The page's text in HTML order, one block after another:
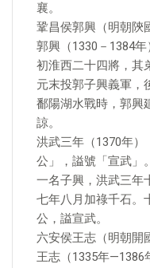
襄。
鞏昌侯郭興（明朝陝
郭興（1330－1384
初淮西二十四將，其
元末投郭子興義軍，
鄱陽湖水戰時，郭興
諒。
洪武三年（1370年
公」，謚號「宣武」。
一名子興，洪武三年
七年八月加祿千石。
公，謚宣武。
六安侯王志（明朝開
王志（1335年—1386